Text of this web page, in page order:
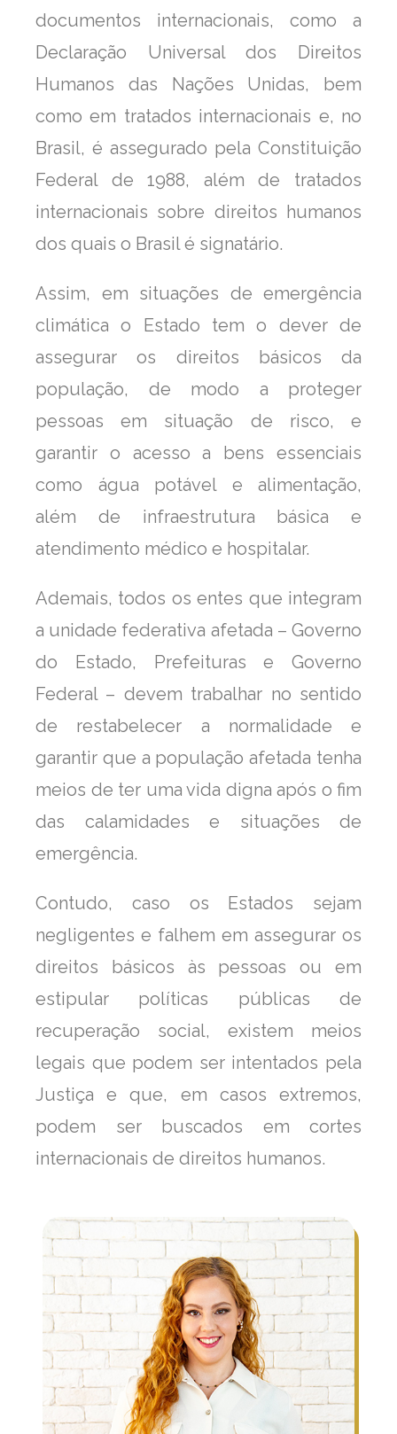
documentos internacionais, como a
Declaração Universal dos Direitos
Humanos das Nações Unidas, bem
como em tratados internacionais e, no
Brasil, é assegurado pela Constituição
Federal de 1988, além de tratados
internacionais sobre direitos humanos
dos quais o Brasil é signatário.
Assim, em situações de emergência
climática o Estado tem o dever de
assegurar os direitos básicos da
população, de modo a proteger
pessoas em situação de risco, e
garantir o acesso a bens essenciais
como água potável e alimentação,
além de infraestrutura básica e
atendimento médico e hospitalar.
Ademais, todos os entes que integram
a unidade federativa afetada – Governo
do Estado, Prefeituras e Governo
Federal – devem trabalhar no sentido
de restabelecer a normalidade e
garantir que a população afetada tenha
meios de ter uma vida digna após o fim
das calamidades e situações de
emergência.
Contudo, caso os Estados sejam
negligentes e falhem em assegurar os
direitos básicos às pessoas ou em
estipular políticas públicas de
recuperação social, existem meios
legais que podem ser intentados pela
Justiça e que, em casos extremos,
podem ser buscados em cortes
internacionais de direitos humanos.